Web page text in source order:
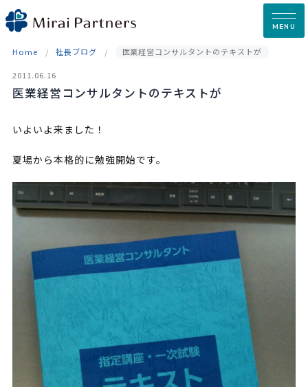
Skip
to
MENU
Home 社長ブログ 医業経営コンサルタントのテキストが
2011.06.16
医業経営コンサルタントのテキストが
いよいよ来ました！
夏場から本格的に勉強開始です。